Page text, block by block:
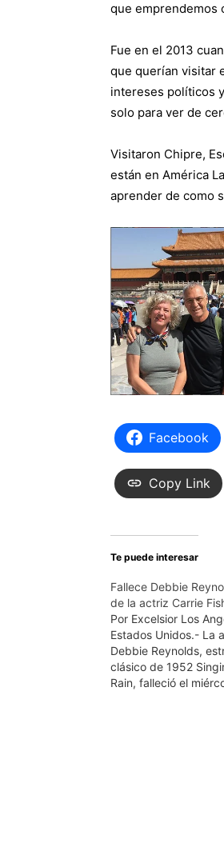
que emprendemos
Fue en el 2013
que querían visitar
intereses políticos
solo para ver de
Visitaron Chipre,
están en América
aprender de como
Facebook
Copy Link
Te puede interesar
Fallece Debbie
de la actriz Carrie
Por Excelsior Los
Estados Unidos.- La
Debbie Reynolds,
clásico de 1952
Rain, falleció el